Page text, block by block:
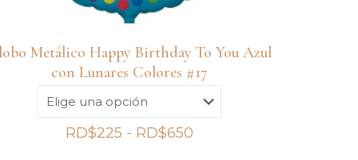
Metálico Happy Birthday To You Azul
con Lunares Colores #17
RD$225 - RD$650Rango